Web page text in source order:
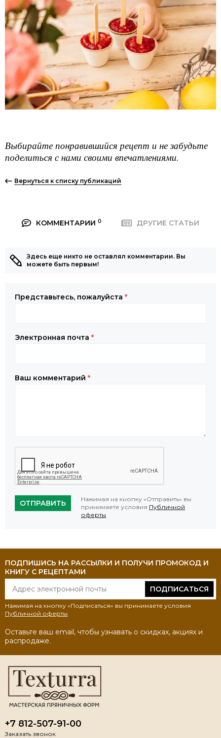
Выбирайте понравившийся рецепт и не забудьте
поделиться с нами своими впечатлениями.
Вернуться к списку публикаций
КОММЕНТАРИИ 0 ДРУГИЕ СТАТЬИ
Здесь еще никто не оставлял комментарии. Вы
можете быть первым!
Представьтесь, пожалуйста *
Электронная почта *
Ваш комментарий *
ОТПРАВИТЬ
Нажимая на кнопку «Отправить» вы
принимаете условия Публичной
оферты.
ПОДПИШИСЬ НА РАССЫЛКИ И ПОЛУЧИ ПРОМОКОД И
КНИГУ С РЕЦЕПТАМИ
ПОДПИСАТЬСЯ
Нажимая на кнопку «Подписаться» вы принимаете условия
Публичной оферты.
Оставьте ваш email, чтобы узнавать о скидках, акциях и
распродаже.
+7 812-507-91-00
Заказать звонок